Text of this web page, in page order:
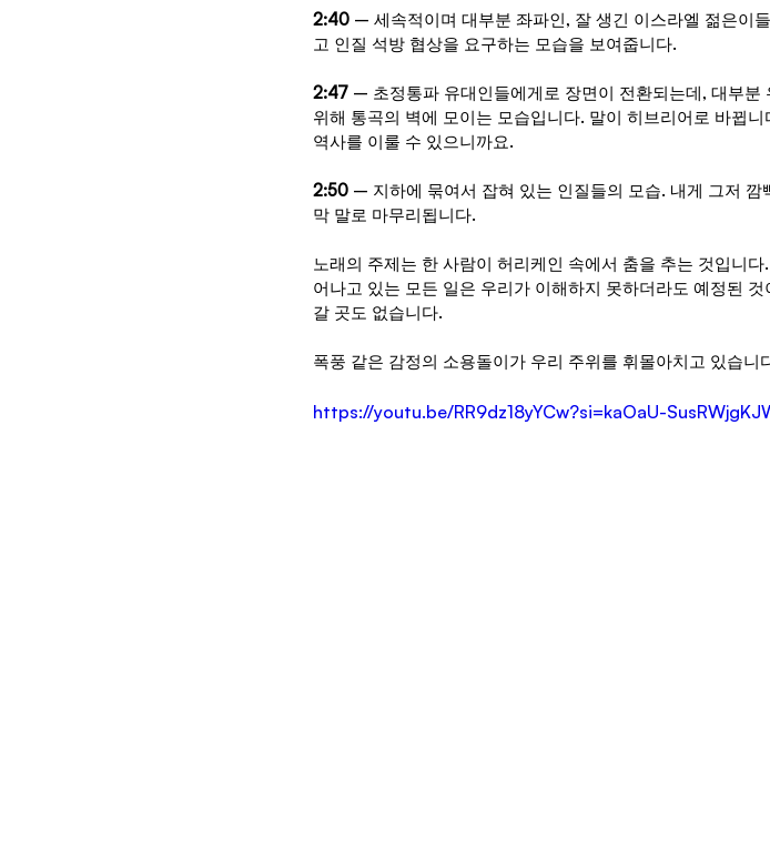
2:40 – 세속적이며 대부분 좌파인, 잘 생긴 이스라엘 젊은이
고 인질 석방 협상을 요구하는 모습을 보여줍니다.
2:47 – 초정통파 유대인들에게로 장면이 전환되는데, 대부
위해 통곡의 벽에 모이는 모습입니다. 말이 히브리어로 바뀝
역사를 이룰 수 있으니까요.
2:50 – 지하에 묶여서 잡혀 있는 인질들의 모습. 내게 그저
막 말로 마무리됩니다.
노래의 주제는 한 사람이 허리케인 속에서 춤을 추는 것입니
어나고 있는 모든 일은 우리가 이해하지 못하더라도 예정된
갈 곳도 없습니다.
폭풍 같은 감정의 소용돌이가 우리 주위를 휘몰아치고 있습니
https://youtu.be/RR9dz18yYCw?si=kaOaU-